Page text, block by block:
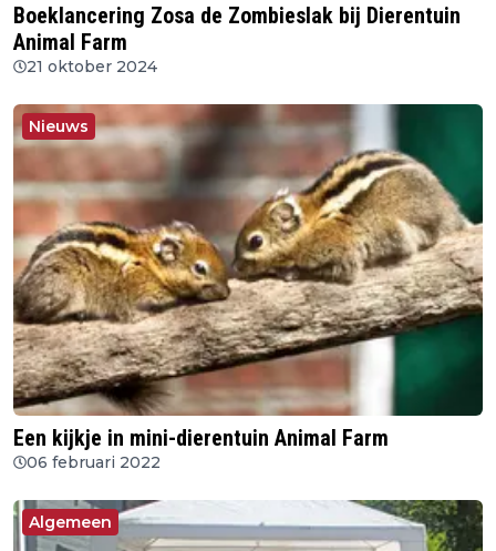
Boeklancering Zosa de Zombieslak bij Dierentuin
Animal Farm
21 oktober 2024
Nieuws
Een kijkje in mini-dierentuin Animal Farm
06 februari 2022
Algemeen